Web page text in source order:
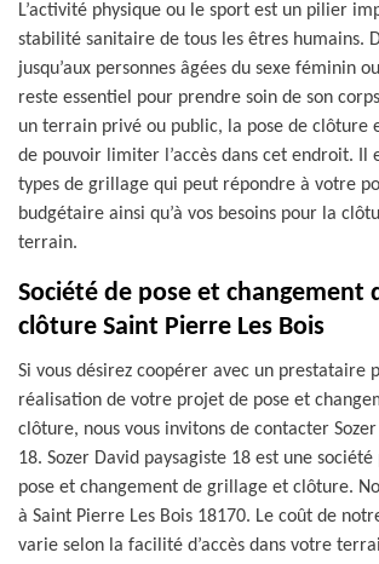
L’activité physique ou le sport est un pilier
stabilité sanitaire de tous les êtres humains.
jusqu’aux personnes âgées du sexe féminin
reste essentiel pour prendre soin de son
un terrain privé ou public, la pose de clôture
de pouvoir limiter l’accès dans cet endroit. Il
types de grillage qui peut répondre à votre
budgétaire ainsi qu’à vos besoins pour la
terrain.
Société de pose et changement
clôture Saint Pierre Les Bois
Si vous désirez coopérer avec un prestataire
réalisation de votre projet de pose et
clôture, nous vous invitons de contacter
18. Sozer David paysagiste 18 est une
pose et changement de grillage et clôture.
à Saint Pierre Les Bois 18170. Le coût de
varie selon la facilité d’accès dans votre